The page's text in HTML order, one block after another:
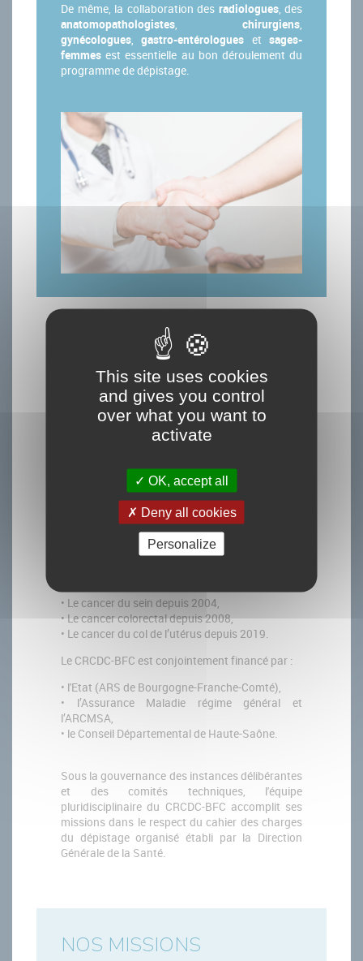
De même, la collaboration des radiologues, des
anatomopathologistes, chirurgiens,
gynécologues,gastro-entérologues etsages-
femmes est essentielle au bon déroulement du
programme de dépistage.
NOTRE ORGANISATION
Le Centre Régional de Coordination des
Dépistages des Cancers de Bourgogne Franche-
Comté est issu de la fusion des cinq
associations (ADECA-FC / ABIDEC 58 / ADECA
2 / ADEMAS 71 / AIDEC 89).
Sous la responsabilité du Ministère de la Santé
qui en assure la coordination nationale, et
pilotée par l'Institut National du Cancer (INCa),
CRCDC-BFC assure la mise en place,
l'organisation locale et la gestion des trois
programmes nationaux de dépistage organisé
sur les 8 départements de la grande
• Le cancer du sein depuis 2004,
• Le cancer colorectal depuis 2008,
• Le cancer du col de l’utérus depuis 2019.
Le CRCDC-BFC est conjointement financé par :
• l'Etat (ARS de Bourgogne-Franche-Comté),
• l’Assurance Maladie régime général et
l’ARCMSA,
• le Conseil Départemental de Haute-Saône.
Sous la gouvernance des instances délibérantes
et des comités techniques, l'équipe
pluridisciplinaire du CRCDC-BFC accomplit ses
missions dans le respect du cahier des charges
du dépistage organisé établi par la Direction
Générale de la Santé.
NOS MISSIONS
This site uses cookies
and gives you control
over what you want to
activate
OK, accept all
Deny all cookies
Personalize